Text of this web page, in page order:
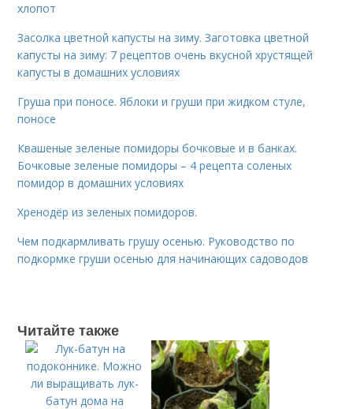
хлопот
Засолка цветной капусты на зиму. Заготовка цветной
капусты на зиму: 7 рецептов очень вкусной хрустящей
капусты в домашних условиях
Груша при поносе. Яблоки и груши при жидком стуле,
поносе
Квашеные зеленые помидоры бочковые и в банках.
Бочковые зеленые помидоры – 4 рецепта соленых
помидор в домашних условиях
Хренодёр из зеленых помидоров.
Чем подкармливать грушу осенью. Руководство по
подкормке груши осенью для начинающих садоводов
Читайте также